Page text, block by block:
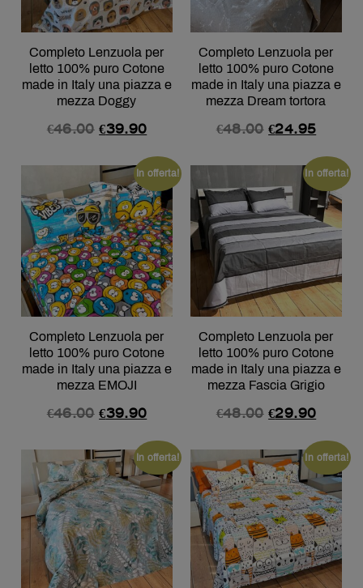
Completo Lenzuola per
letto 100% puro Cotone
made in Italy una piazza e
mezza Doggy
€46.00 €39.90
Completo Lenzuola per
letto 100% puro Cotone
made in Italy una piazza e
mezza Dream tortora
€48.00 €24.95
In offerta!
Completo Lenzuola per
letto 100% puro Cotone
made in Italy una piazza e
mezza EMOJI
€46.00 €39.90
In offerta!
Completo Lenzuola per
letto 100% puro Cotone
made in Italy una piazza e
mezza Fascia Grigio
€48.00 €29.90
In offerta! In offerta!